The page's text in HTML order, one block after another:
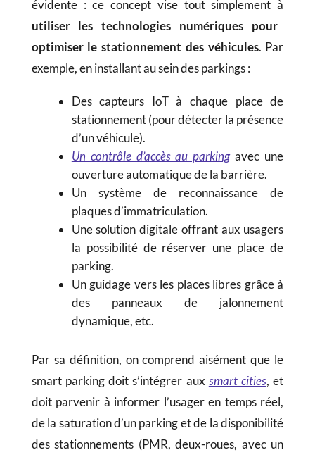
évidente : ce concept vise tout simplement à
utiliser les technologies numériques pour
optimiser le stationnement des véhicules. Par
exemple, en installant au sein des parkings :
Des capteurs IoT à chaque place de
stationnement (pour détecter la présence
d’un véhicule).
Un contrôle d’accès au parkingavec une
ouverture automatique de la barrière.
Un système de reconnaissance de
plaques d’immatriculation.
Une solution digitale offrant aux usagers
la possibilité de réserver une place de
parking.
Un guidage vers les places libres grâce à
des panneaux de jalonnement
dynamique, etc.
Par sa définition, on comprend aisément que le
smart parking doit s’intégrer aux smart cities, et
doit parvenir à informer l’usager en temps réel,
de la saturation d’un parking et de la disponibilité
des stationnements (PMR, deux-roues, avec un